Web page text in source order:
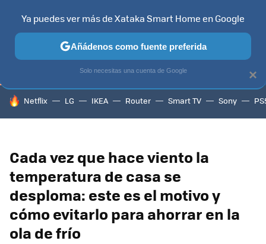
TELEVISORES CONTENIDOS SMART TV SELECCIÓN
HOY SE HABLA DE
Netflix LG IKEA Router Smart TV Sony
Cada vez que hace viento la
temperatura de casa se
desploma: este es el motivo y
cómo evitarlo para ahorrar en la
ola de frío
×
Ya puedes ver más de Xataka Smart Home en Google
Añádenos como fuente preferida
Solo necesitas una cuenta de Google